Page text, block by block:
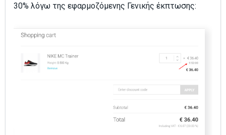
30% λόγω της εφαρμοζόμενης Γενικής έκπτωσης: